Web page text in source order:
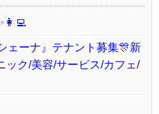
ェーナ』テナント募集🎊新
ック/美容/サービス/カフェ/